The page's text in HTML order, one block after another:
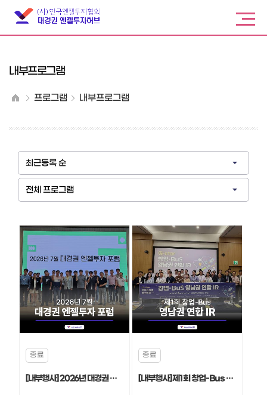
내부프로그램
프로그램 내부프로그램
종료
[내부행사] 2026년 대경권 엔젤투자 포럼 (7월) 현장 스케치!🤍
종료
[내부행사] 제1회 창업-Bus 영남권 연합 IR! 현장 스케치🎥